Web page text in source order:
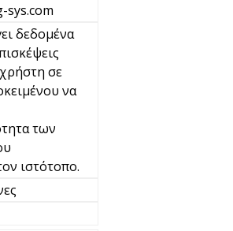
sys.com
δεδομένα
σε
να
των
ιστότοπο.